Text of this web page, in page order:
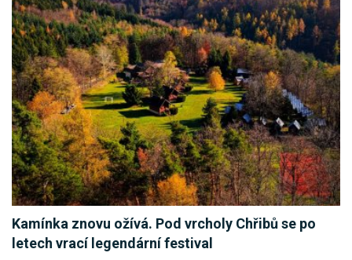
Kamínka znovu ožívá. Pod vrcholy Chřibů se po
letech vrací legendární festival